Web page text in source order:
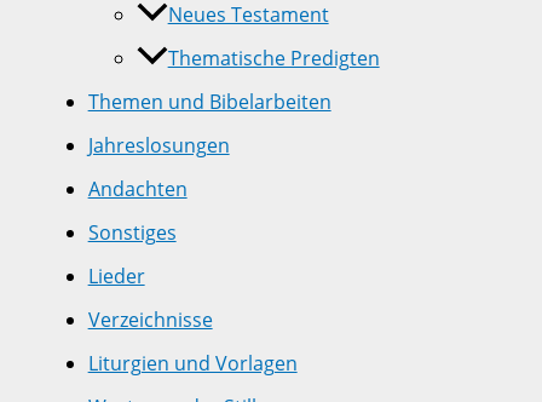
Neues Testament
Thematische Predigten
Themen und Bibelarbeiten
Jahreslosungen
Andachten
Sonstiges
Lieder
Verzeichnisse
Liturgien und Vorlagen